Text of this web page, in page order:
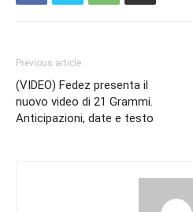
Previous article
(VIDEO) Fedez presenta il
nuovo video di 21 Grammi.
Anticipazioni, date e testo